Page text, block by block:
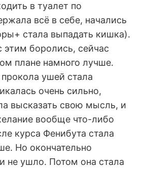
в туалет по
всё в себе, начались
стала выпадать кишка).
этим боролись, сейчас
плане намного лучше.
ушей стала
очень сильно,
высказать свою мысль, и
вообще что-либо
курса Фенибута стала
Но окончательно
не ушло. Потом она стала